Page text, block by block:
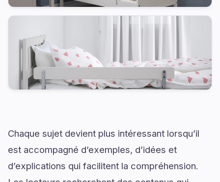
Chaque sujet devient plus intéressant lorsqu’il
est accompagné d’exemples, d’idées et
d’explications qui facilitent la compréhension.